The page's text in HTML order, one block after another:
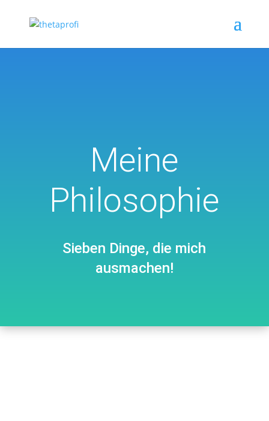
Meine
Philosophie
Sieben Dinge, die mich
ausmachen!